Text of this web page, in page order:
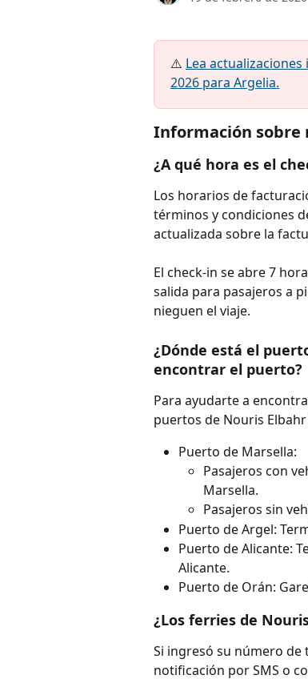
⚠️ Lea
2026 para Argelia.
Información sobre
¿A qué hora es el
Los horarios de
términos y condiciones
actualizada sobre la
El check-in se abre 7
salida para pasajeros a
nieguen el viaje.
¿Dónde está el
encontrar el puerto?
Para ayudarte a
puertos de Nouris Elbahr
Puerto de Marsella:
Pasajeros con
Marsella.
Pasajeros sin
Puerto de Argel:
Puerto de Alicante:
Alicante.
Puerto de Orán:
¿Los ferries de
Si ingresó su número de
notificación por SMS o